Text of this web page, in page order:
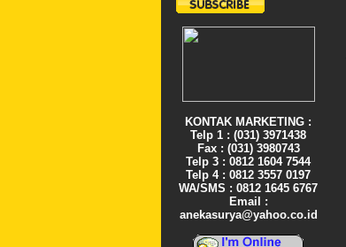
KONTAK MARKETING :
Telp 1 : (031) 3971438
Fax : (031) 3980743
Telp 3 : 0812 1604 7544
Telp 4 : 0812 3557 0197
WA/SMS : 0812 1645 6767
Email :
anekasurya@yahoo.co.id